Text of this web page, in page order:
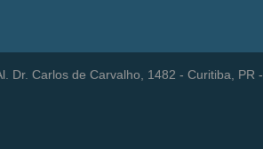
Dr. Carlos de Carvalho, 1482 - Curitiba, PR -